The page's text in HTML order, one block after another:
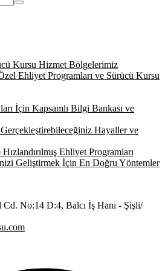
Kursu Hizmet Bölgelerimiz
Ehliyet Programları ve Sürücü Kursu
İçin Kapsamlı Bilgi Bankası ve
Hayaller ve
Ehliyet Programları
Geliştirmek İçin En Doğru Yöntemler
Cd. No:14 D:4, Balcı İş Hanı - Şişli/